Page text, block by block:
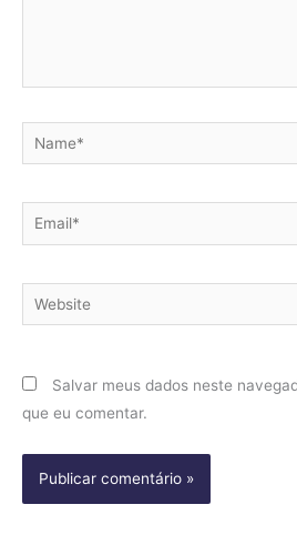
Name*
Email*
Website
Salvar meus dados neste
que eu comentar.